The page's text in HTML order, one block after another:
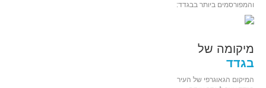
והמפורסמים ביותר בבגדד:
מיקומה של
בגדד
המיקום הגאוגרפי של העיר